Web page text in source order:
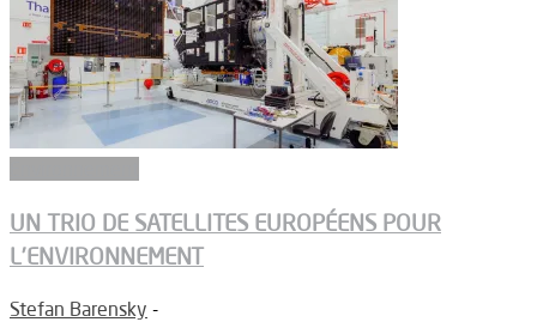
UN TRIO DE SATELLITES EUROPÉENS POUR
L’ENVIRONNEMENT
Stefan Barensky -